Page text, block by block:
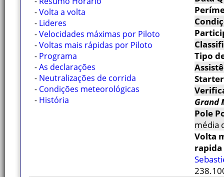
-Volta a volta
- Lideres
-Velocidades máximas por Piloto
-Voltas mais rápidas por Piloto
- Programa
-As declarações
- Neutralizações de corrida
- Condições meteorológicas
- História
Tipo
Grand
Pole
média
Volta
rapida